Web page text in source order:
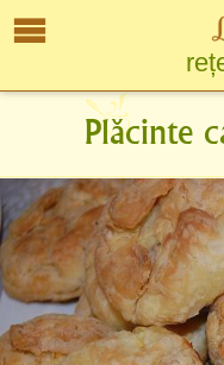
Plăcinte